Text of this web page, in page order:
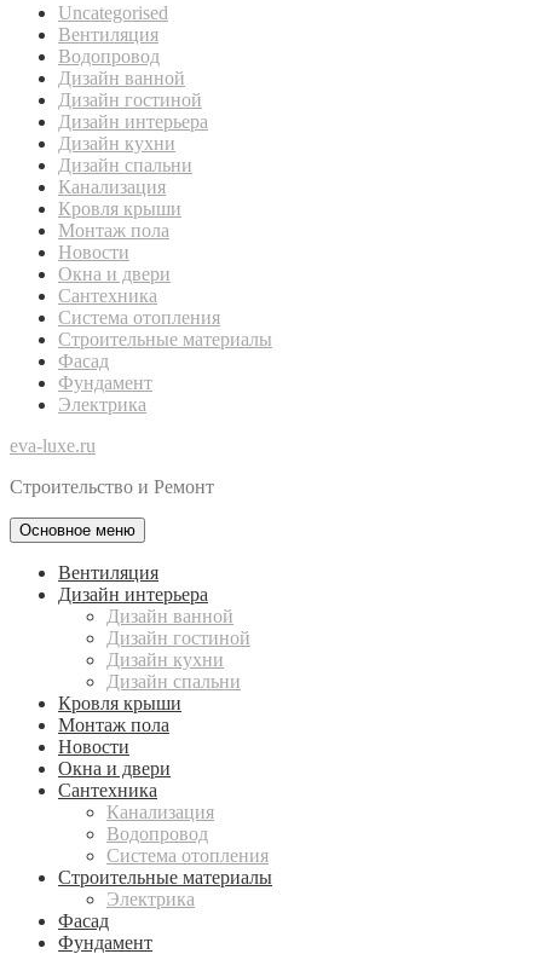
Uncategorised
Вентиляция
Водопровод
Дизайн ванной
Дизайн гостиной
Дизайн интерьера
Дизайн кухни
Дизайн спальни
Канализация
Кровля крыши
Монтаж пола
Новости
Окна и двери
Сантехника
Система отопления
Строительные материалы
Фасад
Фундамент
Электрика
eva-luxe.ru
Строительство и Ремонт
Основное меню
Вентиляция
Дизайн интерьера
Дизайн ванной
Дизайн гостиной
Дизайн кухни
Дизайн спальни
Кровля крыши
Монтаж пола
Новости
Окна и двери
Сантехника
Канализация
Водопровод
Система отопления
Строительные материалы
Электрика
Фасад
Фундамент